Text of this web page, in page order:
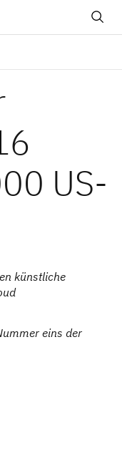
US-
künstliche
eins der